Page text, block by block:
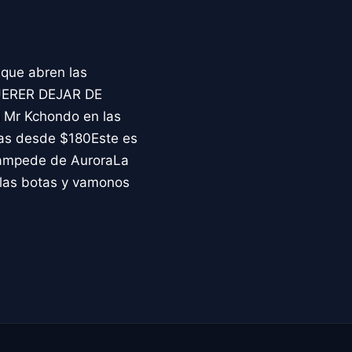
abren las
DEJAR DE
Kchondo en las
desde $180Este es
de AuroraLa
botas y vamonos